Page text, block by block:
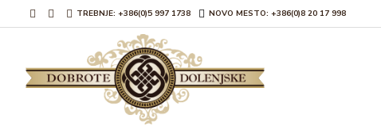
TREBNJE: +386(0)5 997 1738 NOVO MESTO: +386(0)8 20 17 998